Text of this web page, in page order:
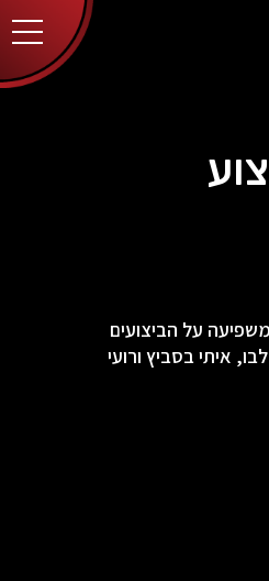
על הביצועים
איתי בסביץ ורועי